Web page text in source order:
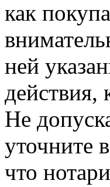
как
ней
Не
уточните
что